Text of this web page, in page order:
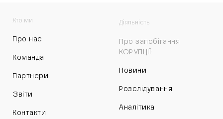
Хто ми
Про нас
Команда
Партнери
Звіти
Контакти
Діяльність
Про запобігання
КОРУПЦІЇ:
Новини
Розслідування
Аналітика